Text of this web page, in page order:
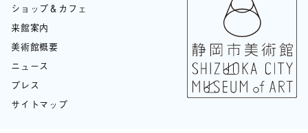
ショップ＆カフェ
来館案内
美術館概要
ニュース
プレス
サイトマップ